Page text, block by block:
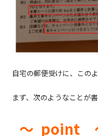
自宅の郵便受けに、この
まず、次のようなことが
～ point